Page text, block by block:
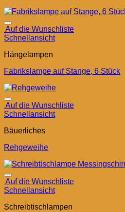
Auf die Wunschliste
Schnellansicht
Hängelampen
Fabrikslampe auf Stange, 6 Stück
Auf die Wunschliste
Schnellansicht
Bäuerliches
Rehgeweihe
Auf die Wunschliste
Schnellansicht
Schreibtischlampen